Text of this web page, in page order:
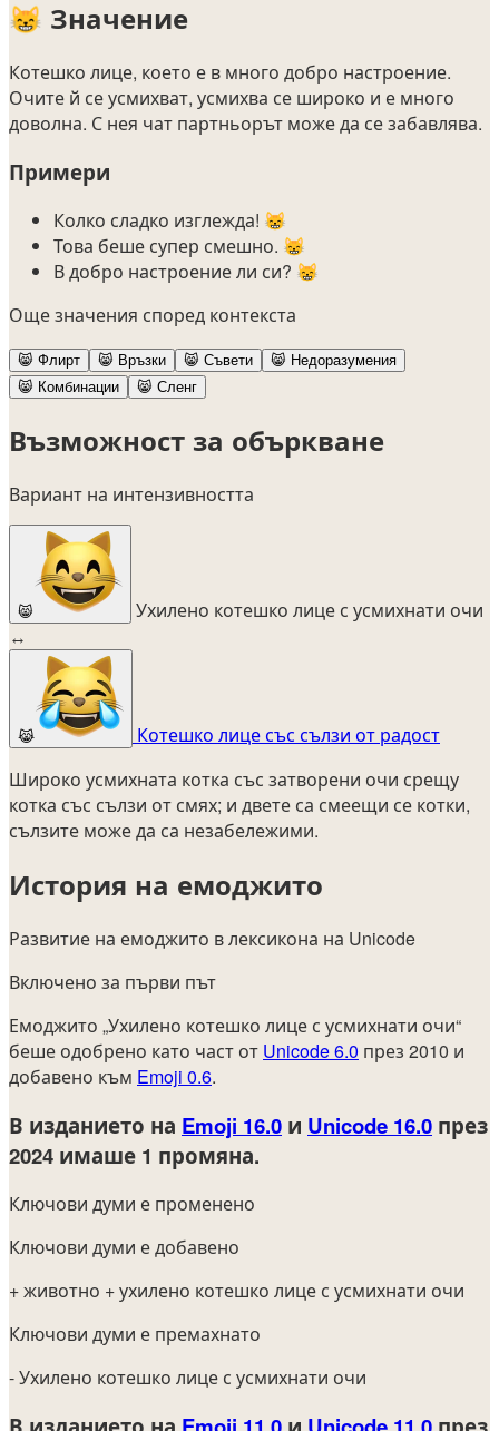
😸 Значение
Котешко лице, което е в много добро настроение.
Очите й се усмихват, усмихва се широко и е много
доволна. С нея чат партньорът може да се забавлява.
Примери
Колко сладко изглежда! 😸
Това беше супер смешно. 😸
В добро настроение ли си? 😸
Още значения според контекста
😸 Флирт 😸 Връзки 😸 Съвети 😸 Недоразумения
😸 Комбинации 😸 Сленг
Възможност за объркване
Вариант на интензивността
😸
Ухилено котешко лице с усмихнати очи
↔
😹
Котешко лице със сълзи от радост
Широко усмихната котка със затворени очи срещу
котка със сълзи от смях; и двете са смеещи се котки,
сълзите може да са незабележими.
История на емоджито
Развитие на емоджито в лексикона на Unicode
Включено за първи път
Емоджито „Ухилено котешко лице с усмихнати очи“
беше одобрено като част от Unicode 6.0 през 2010 и
добавено към Emoji 0.6.
В изданието на Emoji 16.0 и Unicode 16.0 през
2024 имаше 1 промяна.
Ключови думи е променено
Ключови думи е добавено
+ животно + ухилено котешко лице с усмихнати очи
Ключови думи е премахнато
- Ухилено котешко лице с усмихнати очи